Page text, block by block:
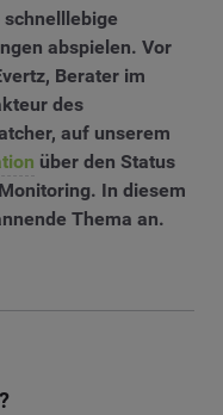
abspielen. Vor
Berater im
des
auf unserem
über den Status
In diesem
Thema an.